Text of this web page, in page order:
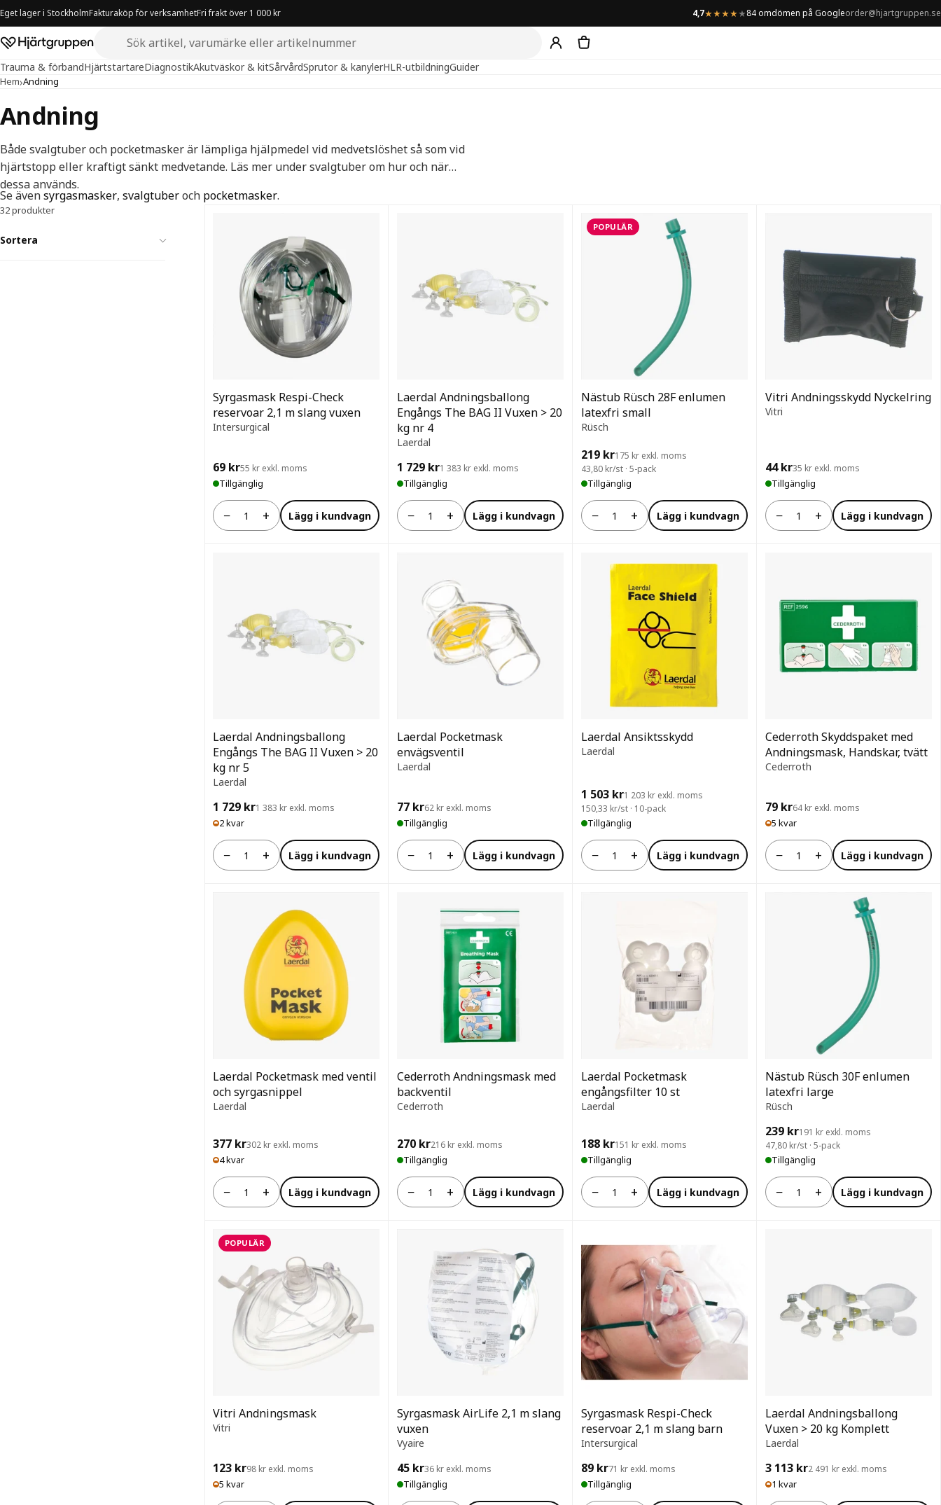
Eget lager i StockholmFakturaköp för verksamhetFri frakt över 1 000 kr 4,7★★★★★84 omdömen på Googleorder@hjartgruppen.se
Hjärtgruppen – startsida
Trauma & förbandHjärtstartareDiagnostikAkutväskor & kitSårvårdSprutor & kanylerHLR-utbildningGuider
Hem›Andning
Andning
Både svalgtuber och pocketmasker är lämpliga hjälpmedel vid medvetslöshet så som vid
hjärtstopp eller kraftigt sänkt medvetande. Läs mer under svalgtuber om hur och när
dessa används.
Se ävensyrgasmasker, svalgtuberoch pocketmasker.
32 produkter
Sortera
Syrgasmask Respi-Check
reservoar 2,1 m slang vuxen
Intersurgical
69 kr55 kr exkl. moms
Tillgänglig
−
Antal + Lägg i kundvagn
Laerdal Andningsballong
Engångs The BAG II Vuxen > 20
kg nr 4
Laerdal
1 729 kr1 383 kr exkl. moms
Tillgänglig
−
Antal + Lägg i kundvagn
POPULÄR
Nästub Rüsch 28F enlumen
latexfri small
Rüsch
219 kr175 kr exkl. moms
43,80 kr/st · 5-pack
Tillgänglig
−
Antal + Lägg i kundvagn
Vitri Andningsskydd Nyckelring
Vitri
44 kr35 kr exkl. moms
Tillgänglig
−
Antal + Lägg i kundvagn
Laerdal Andningsballong
Engångs The BAG II Vuxen > 20
kg nr 5
Laerdal
1 729 kr1 383 kr exkl. moms
2 kvar
−
Antal + Lägg i kundvagn
Laerdal Pocketmask
envägsventil
Laerdal
77 kr62 kr exkl. moms
Tillgänglig
−
Antal + Lägg i kundvagn
Laerdal Ansiktsskydd
Laerdal
1 503 kr1 203 kr exkl. moms
150,33 kr/st · 10-pack
Tillgänglig
−
Antal + Lägg i kundvagn
Cederroth Skyddspaket med
Andningsmask, Handskar, tvätt
Cederroth
79 kr64 kr exkl. moms
5 kvar
−
Antal + Lägg i kundvagn
Laerdal Pocketmask med ventil
och syrgasnippel
Laerdal
377 kr302 kr exkl. moms
4 kvar
−
Antal + Lägg i kundvagn
Cederroth Andningsmask med
backventil
Cederroth
270 kr216 kr exkl. moms
Tillgänglig
−
Antal + Lägg i kundvagn
Laerdal Pocketmask
engångsfilter 10 st
Laerdal
188 kr151 kr exkl. moms
Tillgänglig
−
Antal + Lägg i kundvagn
Nästub Rüsch 30F enlumen
latexfri large
Rüsch
239 kr191 kr exkl. moms
47,80 kr/st · 5-pack
Tillgänglig
−
Antal + Lägg i kundvagn
POPULÄR
Vitri Andningsmask
Vitri
123 kr98 kr exkl. moms
5 kvar
Syrgasmask AirLife 2,1 m slang
vuxen
Vyaire
45 kr36 kr exkl. moms
Tillgänglig
Syrgasmask Respi-Check
reservoar 2,1 m slang barn
Intersurgical
89 kr71 kr exkl. moms
Tillgänglig
Laerdal Andningsballong
Vuxen > 20 kg Komplett
Laerdal
3 113 kr2 491 kr exkl. moms
1 kvar